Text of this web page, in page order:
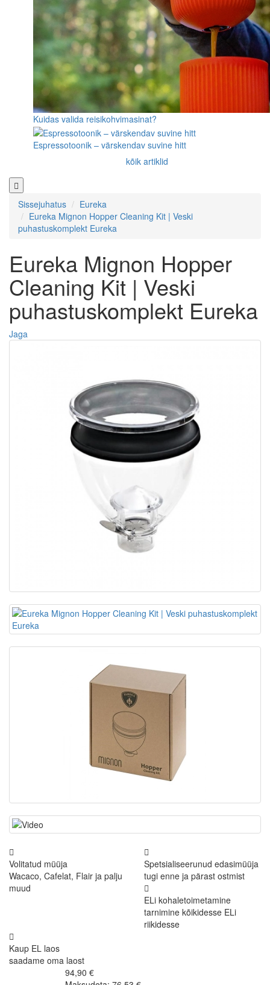
Kuidas valida reisikohvimasinat?
Espressotoonik – värskendav suvine hitt
kõik artiklid
Sissejuhatus
Eureka
Eureka Mignon Hopper Cleaning Kit | Veski
puhastuskomplekt Eureka
Eureka Mignon Hopper
Cleaning Kit | Veski
puhastuskomplekt Eureka
Jaga
Volitatud müüja
Wacaco, Cafelat, Flair ja palju
muud
Spetsialiseerunud edasimüüja
tugi enne ja pärast ostmist
ELi kohaletoimetamine
tarnimine kõikidesse ELi
riikidesse
Kaup EL laos
saadame oma laost
94,90 €